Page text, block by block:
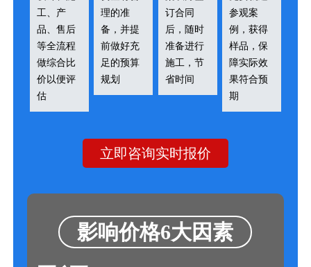
工、产
品、售后
等全流程
做综合比
价以便评
估
理的准
备，并提
前做好充
足的预算
规划
订合同
后，随时
准备进行
施工，节
省时间
参观案
例，获得
样品，保
障实际效
果符合预
期
立即咨询实时报价
影响价格6大因素